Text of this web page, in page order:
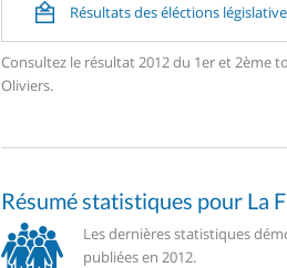
Résultats des éléctions
Consultez le résultat 2012 du 1er et 2ème
Oliviers.
Résumé statistiques pour La
Les dernières statistiques
publiées en 2012.